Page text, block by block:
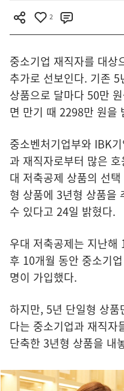
2
중소기업 재직자를 대상
추가로 선보인다. 기존
상품으로 달마다 50만
면 만기 때 2298만 원을
중소벤처기업부와 IBK
과 재직자로부터 많은
대 저축공제 상품의 선
형 상품에 3년형 상품을
수 있다고 24일 밝혔다.
우대 저축공제는 지난
후 10개월 동안 중소기
명이 가입했다.
하지만, 5년 단일형 상
다는 중소기업과 재직자
단축한 3년형 상품을 내